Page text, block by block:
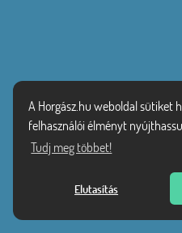
A Horgász.hu weboldal sütiket
felhasználói élményt
Tudj meg többet!
Elutasítás